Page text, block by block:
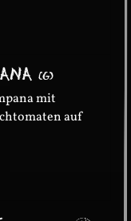
(G)
mit
auf